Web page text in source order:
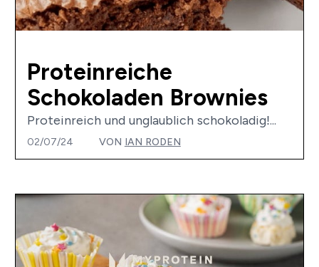
Proteinreiche
Schokoladen Brownies
Proteinreich und unglaublich schokoladig!...
02/07/24 VON IAN RODEN